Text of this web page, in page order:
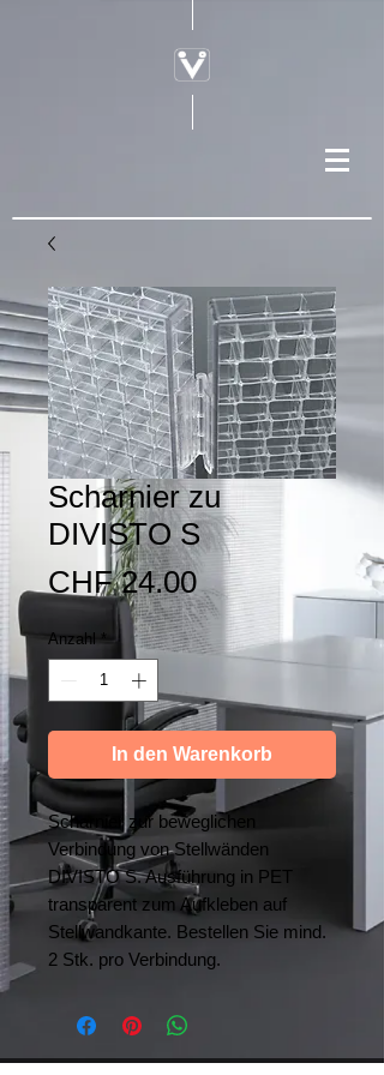
Scharnier zu
DIVISTO S
CHF 24.00Preis
Anzahl *
In den Warenkorb
Scharnier zur beweglichen
Verbindung von Stellwänden
DIVISTO S. Ausführung in PET
transparent zum Aufkleben auf
Stellwandkante. Bestellen Sie mind.
2 Stk. pro Verbindung.